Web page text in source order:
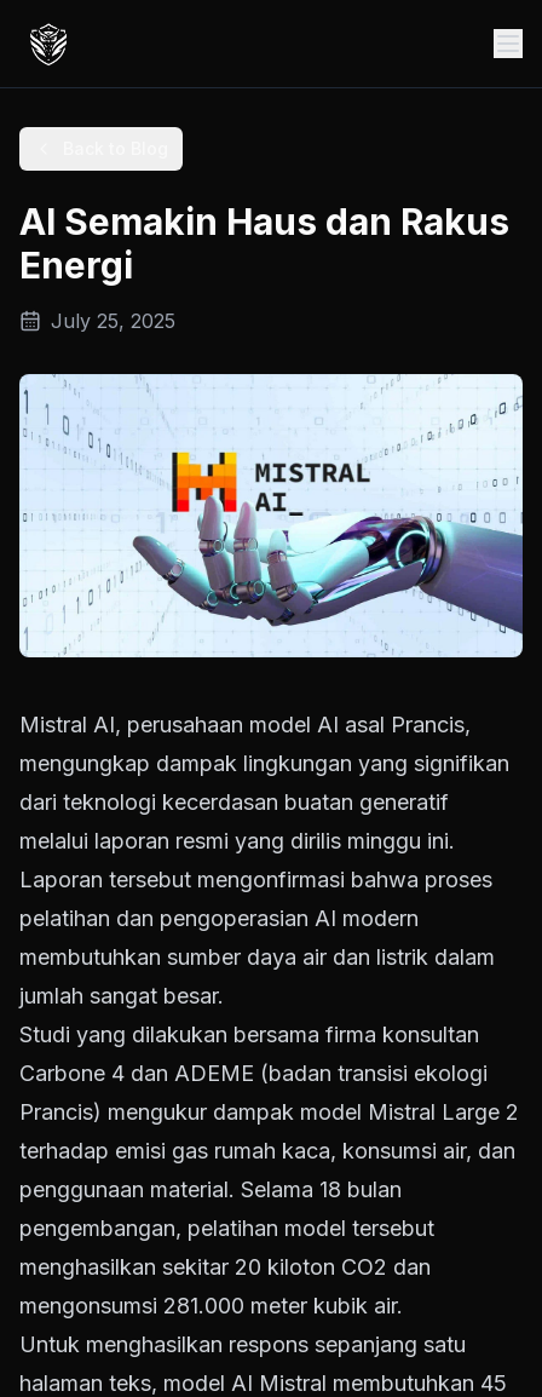
AI Semakin Haus dan Rakus
Energi
July 25, 2025
Mistral AI, perusahaan model AI asal Prancis,
mengungkap dampak lingkungan yang signifikan
dari teknologi kecerdasan buatan generatif
melalui laporan resmi yang dirilis minggu ini.
Laporan tersebut mengonfirmasi bahwa proses
pelatihan dan pengoperasian AI modern
membutuhkan sumber daya air dan listrik dalam
jumlah sangat besar.
Studi yang dilakukan bersama firma konsultan
Carbone 4 dan ADEME (badan transisi ekologi
Prancis) mengukur dampak model Mistral Large 2
terhadap emisi gas rumah kaca, konsumsi air, dan
penggunaan material. Selama 18 bulan
pengembangan, pelatihan model tersebut
menghasilkan sekitar 20 kiloton CO2 dan
mengonsumsi 281.000 meter kubik air.
Untuk menghasilkan respons sepanjang satu
halaman teks, model AI Mistral membutuhkan 45